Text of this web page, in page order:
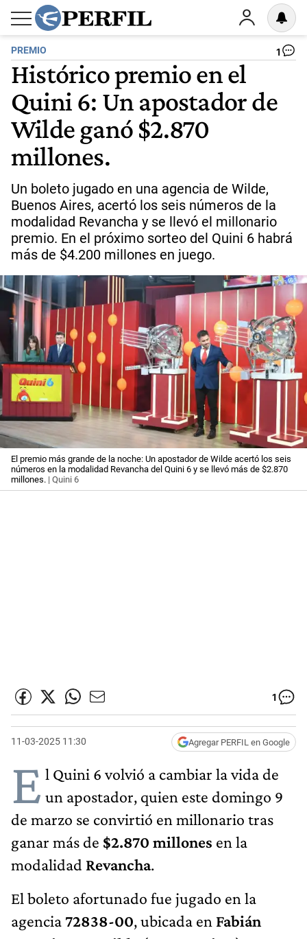
PREMIO 1
Histórico premio en el
Quini 6: Un apostador de
Wilde ganó $2.870
millones.
Un boleto jugado en una agencia de Wilde,
Buenos Aires, acertó los seis números de la
modalidad Revancha y se llevó el millonario
premio. En el próximo sorteo del Quini 6 habrá
más de $4.200 millones en juego.
El premio más grande de la noche: Un apostador de Wilde acertó los seis
números en la modalidad Revancha del Quini 6 y se llevó más de $2.870
millones. | Quini 6
1
11-03-2025 11:30 Agregar PERFIL en Google
E l Quini 6 volvió a cambiar la vida de
un apostador, quien este domingo 9
de marzo se convirtió en millonario tras
ganar más de $2.870 millones en la
modalidad Revancha.
El boleto afortunado fue jugado en la
agencia 72838-00, ubicada en Fabián